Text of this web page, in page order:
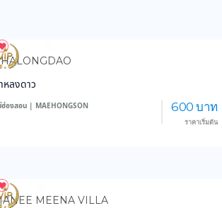
6,309
หลงดาว
ฮ่องสอน | MAEHONGSON 600 บาท
ราคาเริ่มต้น
834
MEENA VILLA